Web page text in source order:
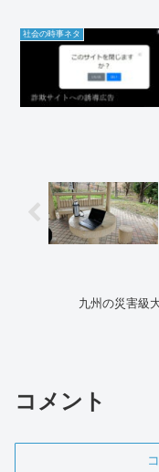
社会の時事ネタ
九州の災害級
コメント